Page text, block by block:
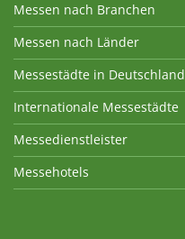
Messen nach Branchen
Messen nach Länder
Messestädte in Deutschland
Internationale Messestädte
Messedienstleister
Messehotels